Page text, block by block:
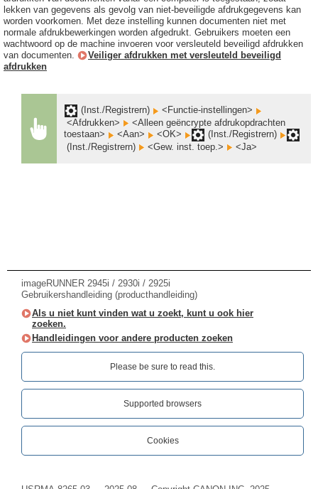
lekken van gegevens als gevolg van niet-beveiligde afdrukgegevens kan
worden voorkomen. Met deze instelling kunnen documenten niet met
normale afdrukbewerkingen worden afgedrukt. Gebruikers moeten een
wachtwoord op de machine invoeren voor versleuteld beveiligd afdrukken
van documenten.
Veiliger afdrukken met versleuteld beveiligd
afdrukken
(Inst./Registrern)
<Functie-instellingen>
<Afdrukken>
<Alleen geëncrypte afdrukopdrachten
toestaan>
<Aan> <OK>
(Inst./Registrern)
(Inst./Registrern)
<Gew. inst. toep.> <Ja>
imageRUNNER 2945i / 2930i / 2925i
Gebruikershandleiding (producthandleiding)
Als u niet kunt vinden wat u zoekt, kunt u ook hier
zoeken.
Handleidingen voor andere producten zoeken
Please be sure to read this.‎
Supported browsers
Cookies